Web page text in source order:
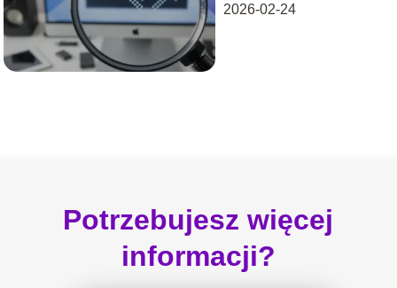
2026-02-24
Potrzebujesz więcej
informacji?